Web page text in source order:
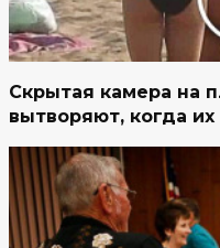
Скрытая камера на
вытворяют, когда их